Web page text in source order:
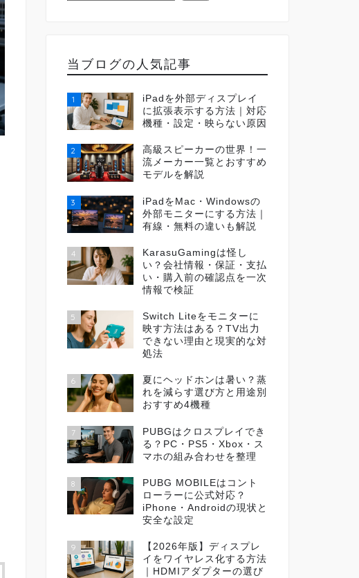
当ブログの人気記事
1
iPadを外部ディスプレイ
に拡張表示する方法｜対応
機種・設定・映らない原因
2
高級スピーカーの世界！一
流メーカー一覧とおすすめ
モデルを解説
3
iPadをMac・Windowsの
外部モニターにする方法｜
有線・無料の違いも解説
4
KarasuGamingは怪し
い？会社情報・保証・支払
い・購入前の確認点を一次
情報で検証
5
Switch Liteをモニターに
映す方法はある？TV出力
できない理由と現実的な対
処法
6
夏にヘッドホンは暑い？蒸
れを減らす選び方と用途別
おすすめ4機種
7
PUBGはクロスプレイでき
る？PC・PS5・Xbox・ス
マホの組み合わせを整理
8
PUBG MOBILEはコント
ローラーに公式対応？
iPhone・Androidの現状と
安全な設定
9
【2026年版】ディスプレ
イをワイヤレス化する方法
｜HDMIアダプターの選び